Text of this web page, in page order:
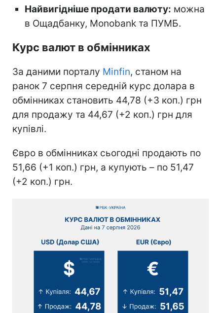
Найвигідніше продати валюту: можна
в Ощадбанку, Monobank та ПУМБ.
Курс валют в обмінниках
За даними порталу Minfin, станом на
ранок 7 серпня середній курс долара в
обмінниках становить 44,78 (+3 коп.) грн
для продажу та 44,67 (+2 коп.) грн для
купівлі.
Євро в обмінниках сьогодні продають по
51,66 (+1 коп.) грн, а купують – по 51,47
(+2 коп.) грн.